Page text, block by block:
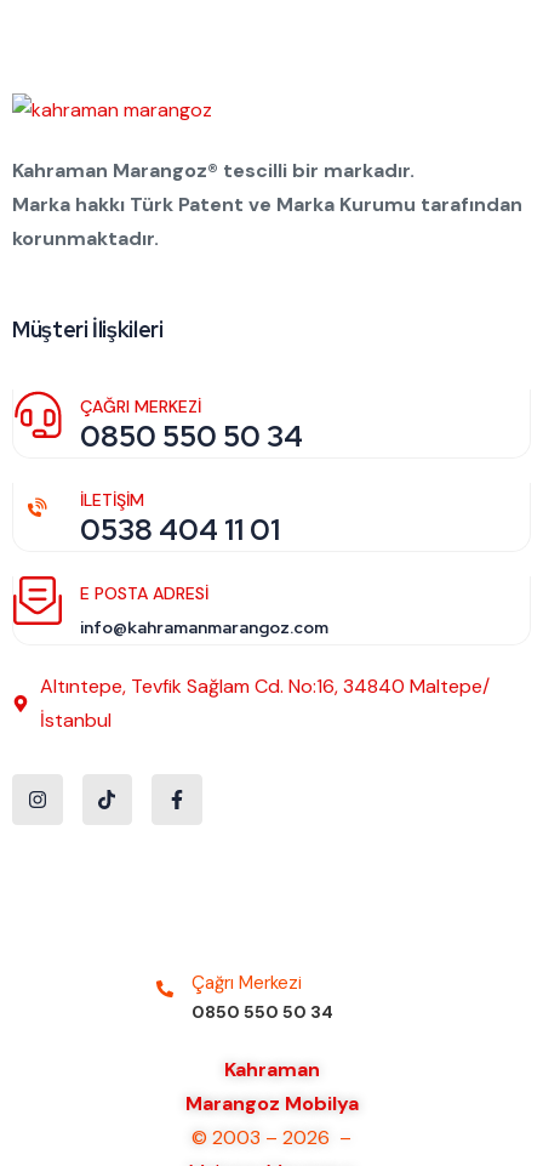
Kahraman Marangoz® tescilli bir markadır.
Marka hakkı Türk Patent ve Marka Kurumu tarafından
korunmaktadır.
Müşteri İlişkileri
ÇAĞRI MERKEZİ
0850 550 50 34
İLETİŞİM
0538 404 11 01
E POSTA ADRESI
info@kahramanmarangoz.com
Altıntepe, Tevfik Sağlam Cd. No:16, 34840 Maltepe/
İstanbul
Çağrı Merkezi
0850 550 50 34
Kahraman
Marangoz Mobilya
© 2003 – 2026 –